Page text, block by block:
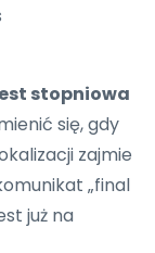
stopniowa
się, gdy
zajmie
„final
już na